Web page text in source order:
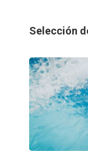
Selección